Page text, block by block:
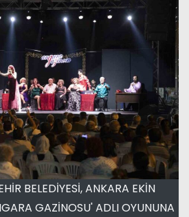
BELEDİYESİ, ANKARA EKİN
GAZİNOSU' ADLI OYUNUNA